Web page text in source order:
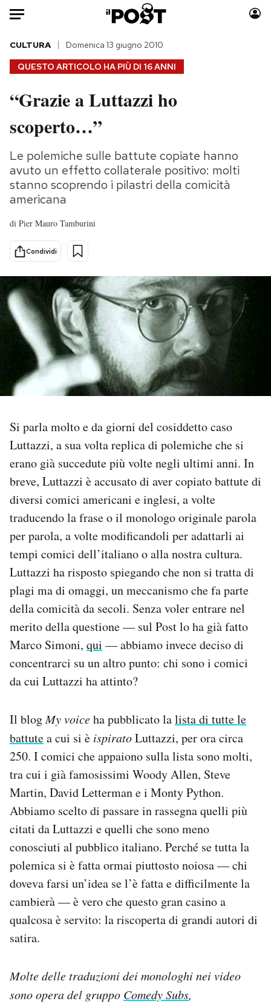
Auto
HOME
Italia
Politica
Tecnologia
Internet
Scienza
Cultura
Economia
Sport
Moda
Storie/Idee
Ok Boomer!
Media
PODCAST
NEWSLETTER
I MIEI PREFERITI
CALENDARIO
AREA PERSONALE
Area Personale
Newsletter
Notifiche mobile
Regala il Post
QUESTO ARTICOLO HA PIÙ DI 16 ANNI
CULTURA Domenica 13 giugno 2010
“Grazie a Luttazzi ho
scoperto…”
Le polemiche sulle battute copiate hanno
avuto un effetto collaterale positivo: molti
stanno scoprendo i pilastri della comicità
americana
di Pier Mauro Tamburini
Condividi
Si parla molto e da giorni del cosiddetto caso
Luttazzi, a sua volta replica di polemiche che si
erano già succedute più volte negli ultimi anni. In
breve, Luttazzi è accusato di aver copiato battute di
diversi comici americani e inglesi, a volte
traducendo la frase o il monologo originale parola
per parola, a volte modificandoli per adattarli ai
tempi comici dell’italiano o alla nostra cultura.
Luttazzi ha risposto spiegando che non si tratta di
plagi ma di omaggi, un meccanismo che fa parte
della comicità da secoli. Senza voler entrare nel
merito della questione — sul Post lo ha già fatto
Marco Simoni, qui — abbiamo invece deciso di
concentrarci su un altro punto: chi sono i comici
da cui Luttazzi ha attinto?
Il blogMy voiceha pubblicato lalista di tutte le
battutea cui si è ispiratoLuttazzi, per ora circa
250. I comici che appaiono sulla lista sono molti,
tra cui i già famosissimi Woody Allen, Steve
Martin, David Letterman e i Monty Python.
Abbiamo scelto di passare in rassegna quelli più
citati da Luttazzi e quelli che sono meno
conosciuti al pubblico italiano. Perché se tutta la
polemica si è fatta ormai piuttosto noiosa — chi
doveva farsi un’idea se l’è fatta e difficilmente la
cambierà — è vero che questo gran casino a
qualcosa è servito: la riscoperta di grandi autori di
satira.
Molte delle traduzioni dei monologhi nei video
sono opera del gruppo Comedy Subs,